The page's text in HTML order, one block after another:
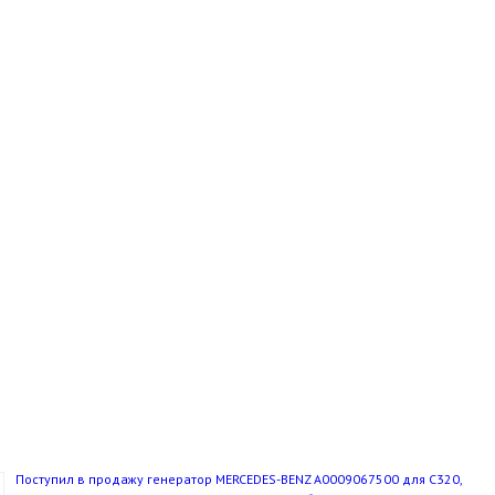
Поступил в продажу генератор MERCEDES-BENZ A0009067500 для C320,